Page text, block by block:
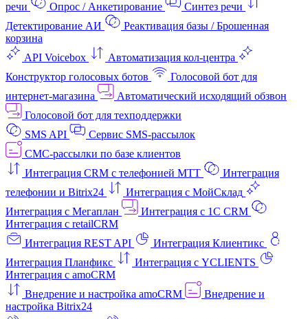
речи
Опрос / Анкетирование
Синтез речи
Детектирование АИ
Реактивация базы / Брошенная
корзина
API Voicebox
Автоматизация кол‑центра
Конструктор голосовых ботов
Голосовой бот для
интернет‑магазина
Автоматический исходящий обзвон
Голосовой бот для техподдержки
SMS API
Сервис SMS-рассылок
СМС-рассылки по базе клиентов
Интеграция CRM с телефонией МТТ
Интеграция
телефонии и Bitrix24
Интеграция с МойСклад
Интеграция с Мегаплан
Интеграция с 1C CRM
Интеграция с retailCRM
Интеграция REST API
Интеграция Клиентикс
Интеграция Планфикс
Интеграция с YCLIENTS
Интеграция с amoCRM
Внедрение и настройка amoCRM
Внедрение и
настройка Bitrix24